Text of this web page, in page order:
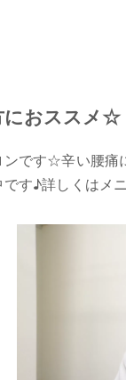
におススメ☆
です☆辛い腰
す♪詳しくはメ